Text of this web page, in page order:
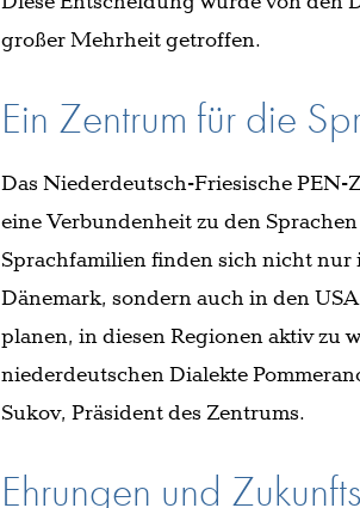
großer Mehrheit getroffen.
Ein Zentrum für die
Das Niederdeutsch-Friesische
eine Verbundenheit zu den
Sprachfamilien finden sich nicht
Dänemark, sondern auch in den
planen, in diesen Regionen aktiv zu
niederdeutschen Dialekte
Sukov, Präsident des Zentrums.
Ehrungen und